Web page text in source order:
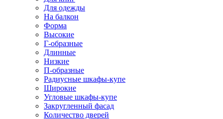
Для одежды
На балкон
Форма
Высокие
Г-образные
Длинные
Низкие
П-образные
Радиусные шкафы-купе
Широкие
Угловые шкафы-купе
Закругленный фасад
Количество дверей